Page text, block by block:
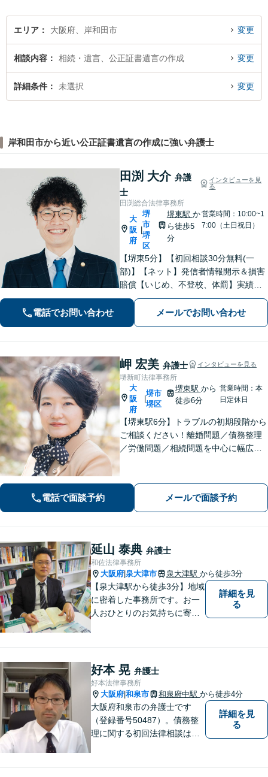
エリア 大阪府、岸和田市 変更
相談内容 相続・遺言、公正証書遺言の作成 変更
詳細条件 未選択 変更
岸和田市から近い公正証書遺言の作成に強い弁護士
田渕 大介 弁護
士
インタビューを見
る
田渕総合法律事務所
大
阪
府
堺
市
堺
区
堺東駅 か
ら徒歩5
分
営業時間：10:00~1
7:00（土日祝日）
【堺東5分】【初回相談30分無料(一
部)】【ネット】発信者情報開示＆損害
賠償【いじめ、不登校、体罰】実績豊
富【離婚問題】不倫・離婚に注力／有
利な条件での慰謝料・離婚【労働問
題】ハラスメント事案の実績／裁判を
電話でお問い合わせ メールでお問い合わせ
岬 宏美 弁護士 インタビューを見る
堺新町法律事務所
大
阪
府
堺市
堺区
堺東駅 から
徒歩6分
営業時間：本
日定休日
【堺東駅6分】トラブルの初期段階から
ご相談ください！離婚問題／債務整理
／労働問題／相続問題を中心に幅広く
す【完全個室】
電話で面談予約 メールで面談予約
延山 泰典 弁護士
和佐法律事務所
大阪府 泉大津市 泉大津駅 から徒歩3分
【泉大津駅から徒歩3分】地域
に密着した事務所です。お一
人おひとりのお気持ちに寄り
詳細を見
る
好本 晃 弁護士
好本法律事務所
大阪府 和泉市 和泉府中駅 から徒歩4分
大阪府和泉市の弁護士です
（登録番号50487）。債務整
理に関する初回法律相談は無
詳細を見
る